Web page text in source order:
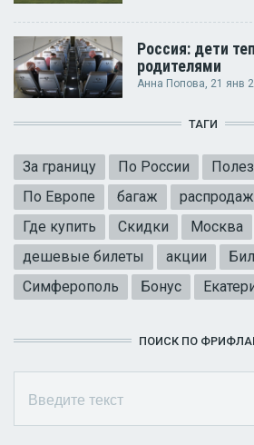
Россия: дети
родителями
Анна Попова, 21 янв
ТАГИ
За границу По России
По Европе
багаж
Где купить
Скидки Москва
дешевые билеты
акции
Симферополь
Бонус
ПОИСК ПО